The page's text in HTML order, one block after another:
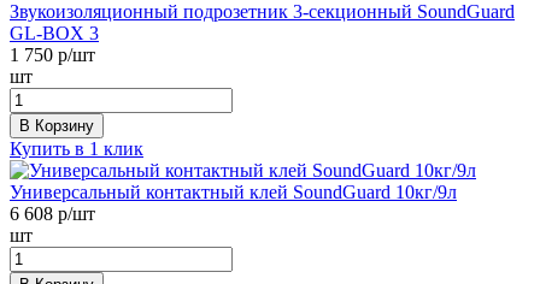
Звукоизоляционный подрозетник 3-секционный SoundGuard
GL-BOX 3
1 750 р/шт
шт
В Корзину
Купить в 1 клик
Универсальный контактный клей SoundGuard 10кг/9л
6 608 р/шт
шт